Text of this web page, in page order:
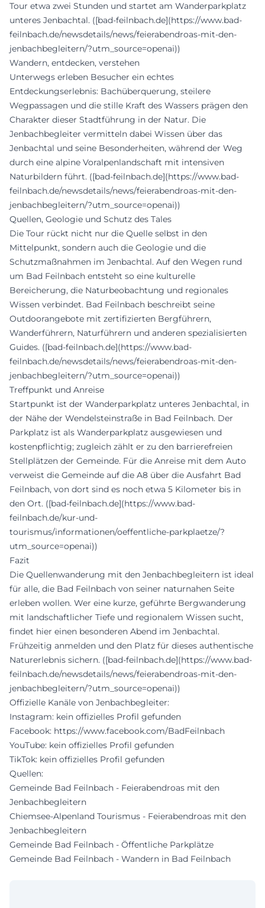
Tour etwa zwei Stunden und startet am Wanderparkplatz
unteres Jenbachtal. ([bad-feilnbach.de](https://www.bad-
feilnbach.de/newsdetails/news/feierabendroas-mit-den-
jenbachbegleitern/?utm_source=openai))
Wandern, entdecken, verstehen
Unterwegs erleben Besucher ein echtes
Entdeckungserlebnis: Bachüberquerung, steilere
Wegpassagen und die stille Kraft des Wassers prägen den
Charakter dieser Stadtführung in der Natur. Die
Jenbachbegleiter vermitteln dabei Wissen über das
Jenbachtal und seine Besonderheiten, während der Weg
durch eine alpine Voralpenlandschaft mit intensiven
Naturbildern führt. ([bad-feilnbach.de](https://www.bad-
feilnbach.de/newsdetails/news/feierabendroas-mit-den-
jenbachbegleitern/?utm_source=openai))
Quellen, Geologie und Schutz des Tales
Die Tour rückt nicht nur die Quelle selbst in den
Mittelpunkt, sondern auch die Geologie und die
Schutzmaßnahmen im Jenbachtal. Auf den Wegen rund
um Bad Feilnbach entsteht so eine kulturelle
Bereicherung, die Naturbeobachtung und regionales
Wissen verbindet. Bad Feilnbach beschreibt seine
Outdoorangebote mit zertifizierten Bergführern,
Wanderführern, Naturführern und anderen spezialisierten
Guides. ([bad-feilnbach.de](https://www.bad-
feilnbach.de/newsdetails/news/feierabendroas-mit-den-
jenbachbegleitern/?utm_source=openai))
Treffpunkt und Anreise
Startpunkt ist der Wanderparkplatz unteres Jenbachtal, in
der Nähe der Wendelsteinstraße in Bad Feilnbach. Der
Parkplatz ist als Wanderparkplatz ausgewiesen und
kostenpflichtig; zugleich zählt er zu den barrierefreien
Stellplätzen der Gemeinde. Für die Anreise mit dem Auto
verweist die Gemeinde auf die A8 über die Ausfahrt Bad
Feilnbach, von dort sind es noch etwa 5 Kilometer bis in
den Ort. ([bad-feilnbach.de](https://www.bad-
feilnbach.de/kur-und-
tourismus/informationen/oeffentliche-parkplaetze/?
utm_source=openai))
Fazit
Die Quellenwanderung mit den Jenbachbegleitern ist ideal
für alle, die Bad Feilnbach von seiner naturnahen Seite
erleben wollen. Wer eine kurze, geführte Bergwanderung
mit landschaftlicher Tiefe und regionalem Wissen sucht,
findet hier einen besonderen Abend im Jenbachtal.
Frühzeitig anmelden und den Platz für dieses authentische
Naturerlebnis sichern. ([bad-feilnbach.de](https://www.bad-
feilnbach.de/newsdetails/news/feierabendroas-mit-den-
jenbachbegleitern/?utm_source=openai))
Offizielle Kanäle von Jenbachbegleiter:
Instagram: kein offizielles Profil gefunden
Facebook: https://www.facebook.com/BadFeilnbach
YouTube: kein offizielles Profil gefunden
TikTok: kein offizielles Profil gefunden
Quellen:
Gemeinde Bad Feilnbach - Feierabendroas mit den
Jenbachbegleitern
Chiemsee-Alpenland Tourismus - Feierabendroas mit den
Jenbachbegleitern
Gemeinde Bad Feilnbach - Öffentliche Parkplätze
Gemeinde Bad Feilnbach - Wandern in Bad Feilnbach